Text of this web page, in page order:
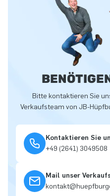
Bitte kontaktieren Sie
Verkaufsteam von JB-
Kontaktieren Sie
+49 (2641) 3049508
Mail unser